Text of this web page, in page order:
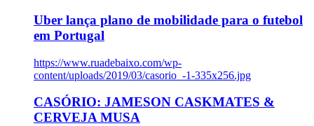
Uber lança plano de mobilidade para o futebol
em Portugal
https://www.ruadebaixo.com/wp-
content/uploads/2019/03/casorio_-1-335x256.jpg
CASÓRIO: JAMESON CASKMATES &
CERVEJA MUSA